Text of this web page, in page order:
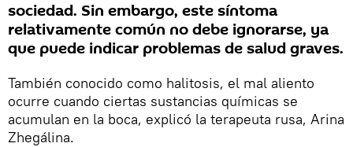
sociedad. Sin embargo, este síntoma
relativamente común no debe ignorarse, ya
que puede indicar problemas de salud graves.
También conocido como halitosis, el mal aliento
ocurre cuando ciertas sustancias químicas se
acumulan en la boca, explicó la terapeuta rusa, Arina
Zhegálina.